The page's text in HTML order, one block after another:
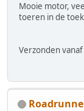
Mooie motor,
toeren in de
Verzonden